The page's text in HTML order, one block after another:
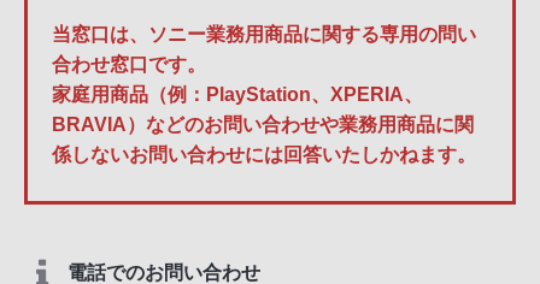
当窓口は、ソニー業務用商品に関する専用の問い
合わせ窓口です。
家庭用商品（例：PlayStation、XPERIA、
BRAVIA）などのお問い合わせや業務用商品に関
係しないお問い合わせには回答いたしかねます。
電話でのお問い合わせ